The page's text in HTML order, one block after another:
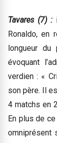
Tavares (7) :
Ronaldo, en
longueur du
évoquant
verdien : «
son père. Il
4 matchs en
En plus de
omniprésent